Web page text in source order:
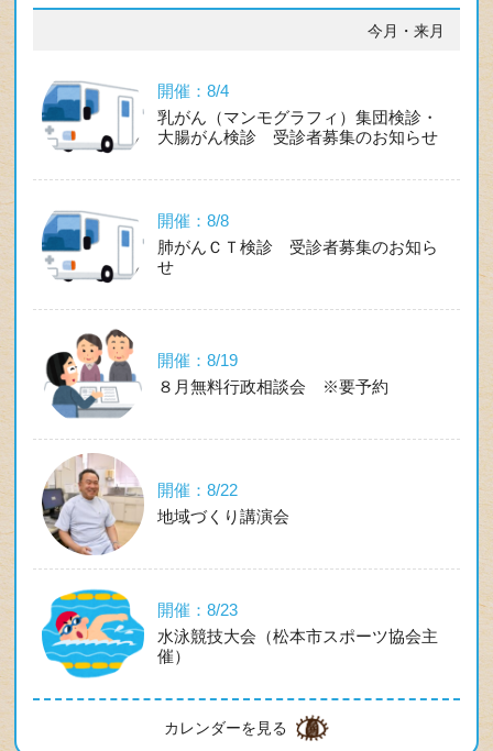
今月・来月
開催：8/4
乳がん（マンモグラフィ）集団検診・
大腸がん検診 受診者募集のお知らせ
開催：8/8
肺がんＣＴ検診 受診者募集のお知ら
せ
開催：8/19
８月無料行政相談会 ※要予約
開催：8/22
地域づくり講演会
開催：8/23
水泳競技大会（松本市スポーツ協会主
催）
カレンダーを見る